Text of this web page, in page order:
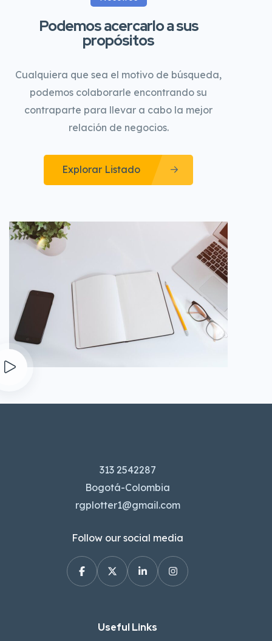
Podemos acercarlo a sus
propósitos
Cualquiera que sea el motivo de búsqueda,
podemos colaborarle encontrando su
contraparte para llevar a cabo la mejor
relación de negocios.
Explorar Listado
313 2542287
Bogotá-Colombia
rgplotter1@gmail.com
Follow our social media
Useful Links